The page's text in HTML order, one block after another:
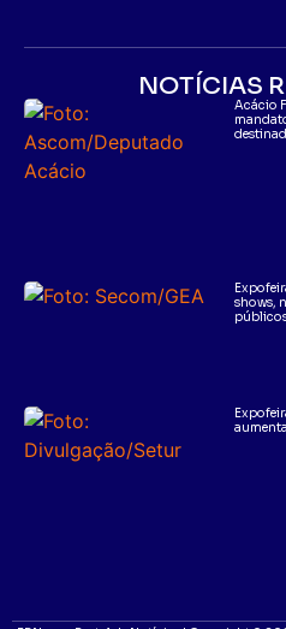
NOTÍCIAS
Acácio
shows,